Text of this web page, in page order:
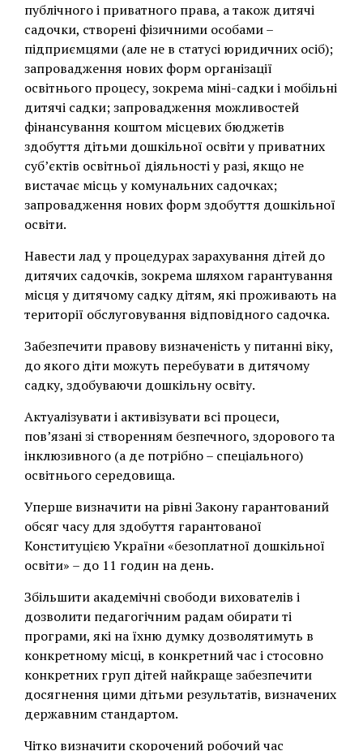
публічного і приватного права, а також дитячі
садочки, створені фізичними особами –
підприємцями (але не в статусі юридичних осіб);
запровадження нових форм організації
освітнього процесу, зокрема міні-садки і мобільні
дитячі садки; запровадження можливостей
фінансування коштом місцевих бюджетів
здобуття дітьми дошкільної освіти у приватних
суб’єктів освітньої діяльності у разі, якщо не
вистачає місць у комунальних садочках;
запровадження нових форм здобуття дошкільної
освіти.
Навести лад у процедурах зарахування дітей до
дитячих садочків, зокрема шляхом гарантування
місця у дитячому садку дітям, які проживають на
території обслуговування відповідного садочка.
Забезпечити правову визначеність у питанні віку,
до якого діти можуть перебувати в дитячому
садку, здобуваючи дошкільну освіту.
Актуалізувати і активізувати всі процеси,
пов’язані зі створенням безпечного, здорового та
інклюзивного (а де потрібно – спеціального)
освітнього середовища.
Уперше визначити на рівні Закону гарантований
обсяг часу для здобуття гарантованої
Конституцією України «безоплатної дошкільної
освіти» – до 11 годин на день.
Збільшити академічні свободи вихователів і
дозволити педагогічним радам обирати ті
програми, які на їхню думку дозволятимуть в
конкретному місці, в конкретний час і стосовно
конкретних груп дітей найкраще забезпечити
досягнення цими дітьми результатів, визначених
державним стандартом.
Чітко визначити скорочений робочий час